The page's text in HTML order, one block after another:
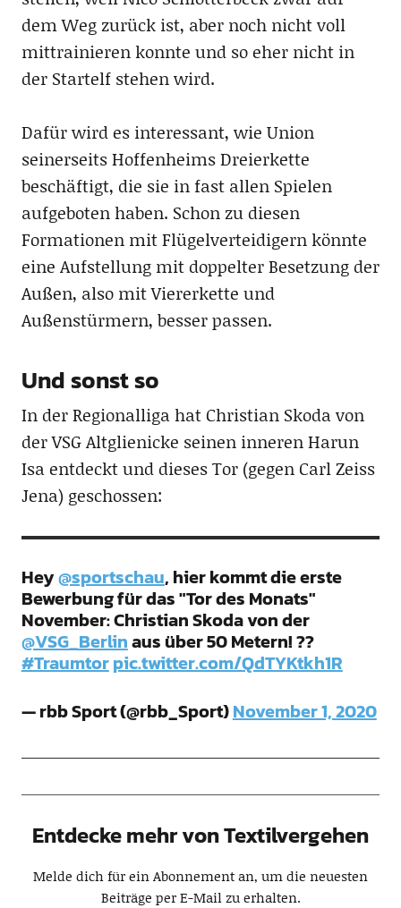
dem Weg zurück ist, aber noch nicht voll
mittrainieren konnte und so eher nicht in
der Startelf stehen wird.
Dafür wird es interessant, wie Union
seinerseits Hoffenheims Dreierkette
beschäftigt, die sie in fast allen Spielen
aufgeboten haben. Schon zu diesen
Formationen mit Flügelverteidigern könnte
eine Aufstellung mit doppelter Besetzung der
Außen, also mit Viererkette und
Außenstürmern, besser passen.
Und sonst so
In der Regionalliga hat Christian Skoda von
der VSG Altglienicke seinen inneren Harun
Isa entdeckt und dieses Tor (gegen Carl Zeiss
Jena) geschossen:
Hey@sportschau, hier kommt die erste
Bewerbung für das "Tor des Monats"
November: Christian Skoda von der
@VSG_Berlinaus über 50 Metern! ??
#Traumtorpic.twitter.com/QdTYKtkh1R
— rbb Sport (@rbb_Sport)November 1, 2020
Entdecke mehr von Textilvergehen
Melde dich für ein Abonnement an, um die neuesten
Beiträge per E-Mail zu erhalten.